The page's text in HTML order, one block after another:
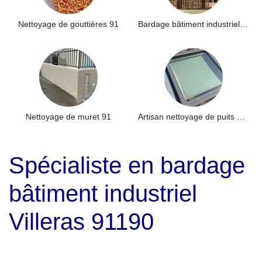
Nettoyage de gouttières 91
Nettoyage de muret 91
Spécialiste en bardage
bâtiment industriel
Villeras 91190